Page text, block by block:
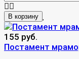
В корзину
155 руб.
Постамент